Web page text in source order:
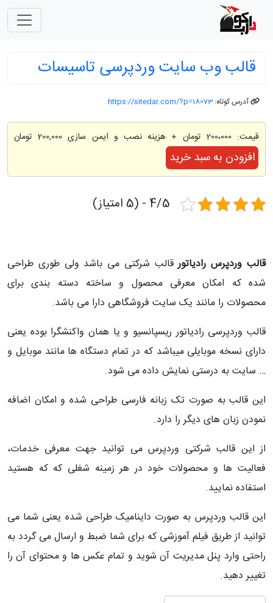
قالب وب سایت وردپرسی تاسیسات
آدرس کوتاه: https://sitedar.com/?p=18073
قیمت:200،000 تومان + هزینه نصب و ایمن سازی 200,000 تومان
افزودن به سبد خرید
4/5 - (5 امتیاز)
قالب وردپرس رادیاتورقالب شرکتی می باشد ولی طوری طراحی
شده که امکان معرفی محصول و ساخته دسته بندی برای
محصولات را مانند یک سایت فروشگاهی دارا می باشد.
قالب وردپرسی رادیاتور ریسپانسیو و یا همان واکنشگرا بوده یعنی
دارای نسخه موبایلی میباشد که در تمام دستگاه ها مانند موبایل و
… سایت به درستی نمایش داده می شود.
این قالب به صورت تک زبانه فارسی طراحی شده و امکان اضافه
نمودن زبان های دیگر را دارد.
از این قالب شرکتی وردپرس می توانید جهت معرفی خدمات،
فعالیت ها و محصولات خود در هر زمینه شغلی که که هستید
استفاده نمایید.
این قالب وردپرس به صورت داینامیک طراحی شده یعنی شما می
توانید از طریق فیلم آموزشی که برای شما ضبط و ارسال می گردد به
راحتی وارد پنل مدیریت آن شوید و تمام عکس ها و محتوای آن را
تغییر دهید.